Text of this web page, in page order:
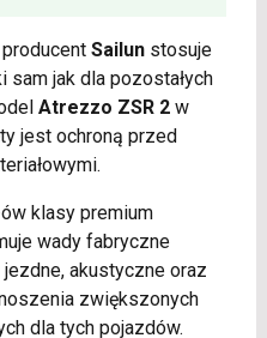
Sailunstosuje
jak dla pozostałych
Atrezzo ZSR 2w
jest ochroną przed
klasy premium
wady fabryczne
jezdne, akustyczne oraz
zwiększonych
dla tych pojazdów.